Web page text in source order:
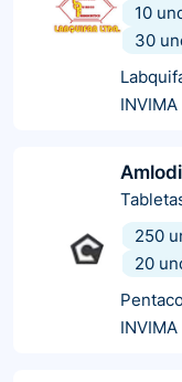
10
30
250
20